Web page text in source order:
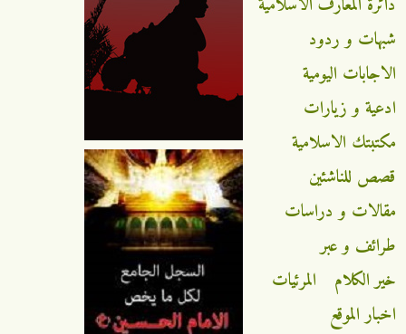
شبهات و ردود
الاجابات اليومية
ادعية و زيارات
مكتبتك الاسلامية
قصص للناشئين
مقالات و دراسات
طرائف و عبر
خير الكلام
المرئيات
اخبار الموقع